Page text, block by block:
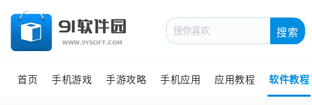
搜索
首页 手机游戏 手游攻略 手机应用 应用教程 软件教程